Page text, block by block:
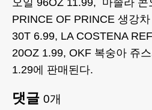
PRINCE OF PRINCE 생강
30T 6.99, LA COSTENA
20OZ 1.99, OKF 복숭아 쥬
1.29에 판매된다.
댓글 0개